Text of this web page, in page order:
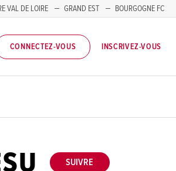
VAL DE LOIRE GRAND EST
BOURGOGNE FC
CONNECTEZ-VOUS INSCRIVEZ-VOUS
SUIVRE